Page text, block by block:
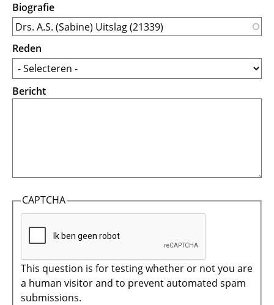
Biografie
Reden
Bericht
CAPTCHA
This question is for testing whether or not you are
a human visitor and to prevent automated spam
submissions.